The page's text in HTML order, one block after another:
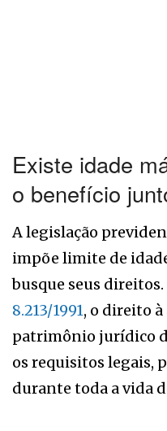
Existe idade
o benefício
A legislação
impõe limite de
busque seus direitos.
8.213/1991, o direito
patrimônio jurídico
os requisitos legais,
durante toda a vida